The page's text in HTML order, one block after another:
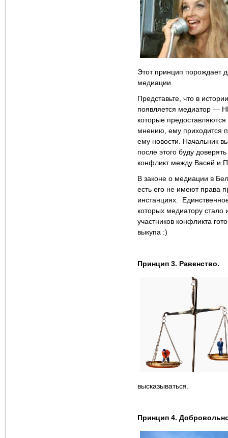
Этот принцип порождает
медиации.
Представьте, что в
появляется медиатор —
которые
мнению, ему приходится
ему новости. Начальник
после этого буду
конфликт между Васей и
В законе о медиации в
есть его не имеют права
инстанциях.
которых медиатору стало
участников конфликта
выкупа :)
Принцип 3. Равенство.
высказываться.
Принцип 4.